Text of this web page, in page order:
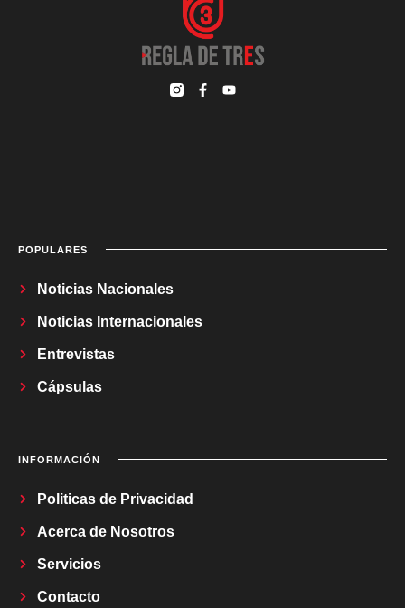
POPULARES
Noticias Nacionales
Noticias Internacionales
Entrevistas
Cápsulas
INFORMACIÓN
Politicas de Privacidad
Acerca de Nosotros
Servicios
Contacto